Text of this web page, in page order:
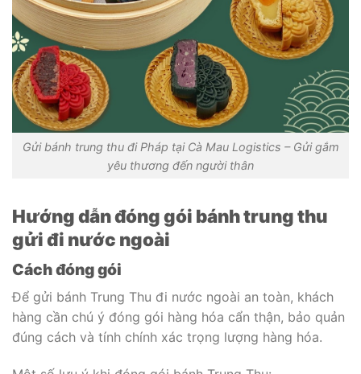
Gửi bánh trung thu đi Pháp tại Cà Mau Logistics – Gửi gắm
yêu thương đến người thân
Hướng dẫn đóng gói bánh trung thu
gửi đi nước ngoài
Cách đóng gói
Để gửi bánh Trung Thu đi nước ngoài an toàn, khách
hàng cần chú ý đóng gói hàng hóa cẩn thận, bảo quản
đúng cách và tính chính xác trọng lượng hàng hóa.